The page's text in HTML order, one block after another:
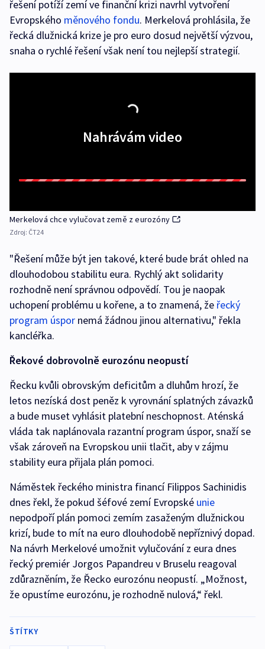
řešení potíží zemí ve finanční krizi navrhl vytvoření
Evropského měnového fondu. Merkelová prohlásila, že
řecká dlužnická krize je pro euro dosud největší výzvou,
snaha o rychlé řešení však není tou nejlepší strategií.
Nahrávám video
Merkelová chce vylučovat země z eurozóny
Zdroj: ČT24
"Řešení může být jen takové, které bude brát ohled na
dlouhodobou stabilitu eura. Rychlý akt solidarity
rozhodně není správnou odpovědí. Tou je naopak
uchopení problému u kořene, a to znamená, že řecký
program úspor nemá žádnou jinou alternativu," řekla
kancléřka.
Řekové dobrovolně eurozónu neopustí
Řecku kvůli obrovským deficitům a dluhům hrozí, že
letos nezíská dost peněz k vyrovnání splatných závazků
a bude muset vyhlásit platební neschopnost. Aténská
vláda tak naplánovala razantní program úspor, snaží se
však zároveň na Evropskou unii tlačit, aby v zájmu
stability eura přijala plán pomoci.
Náměstek řeckého ministra financí Filippos Sachinidis
dnes řekl, že pokud šéfové zemí Evropské unie
nepodpoří plán pomoci zemím zasaženým dlužnickou
krizí, bude to mít na euro dlouhodobě nepříznivý dopad.
Na návrh Merkelové umožnit vylučování z eura dnes
řecký premiér Jorgos Papandreu v Bruselu reagoval
zdůrazněním, že Řecko eurozónu neopustí. „Možnost,
že opustíme eurozónu, je rozhodně nulová,“ řekl.
ŠTÍTKY